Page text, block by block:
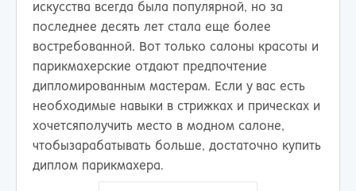
искусства всегда была популярной, но за
последнее десять лет стала еще более
востребованной. Вот только салоны красоты и
парикмахерские отдают предпочтение
дипломированным мастерам. Если у вас есть
необходимые навыки в стрижках и прическах и
хочетсяполучить место в модном салоне,
чтобызарабатывать больше, достаточно купить
диплом парикмахера.